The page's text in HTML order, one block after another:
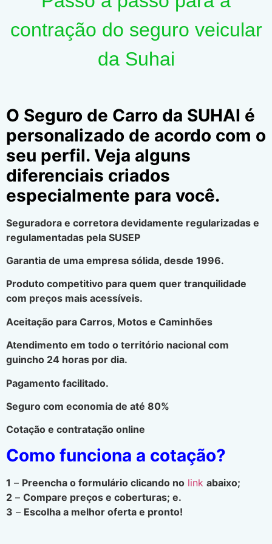
contração do seguro veicular
da Suhai
O Seguro de Carro da SUHAI é
personalizado de acordo com o
seu perfil. Veja alguns
diferenciais criados
especialmente para você.
Seguradora e corretora devidamente regularizadas e
regulamentadas pela SUSEP
Garantia de uma empresa sólida, desde 1996.
Produto competitivo para quem quer tranquilidade
com preços mais acessíveis.
Aceitação para Carros, Motos e Caminhões
Atendimento em todo o território nacional com
guincho 24 horas por dia.
Pagamento facilitado.
Seguro com economia de até 80%
Cotação e contratação online
Como funciona a cotação?
1 – Preencha o formulário clicando no link abaixo;
2 – Compare preços e coberturas; e.
3 – Escolha a melhor oferta e pronto!